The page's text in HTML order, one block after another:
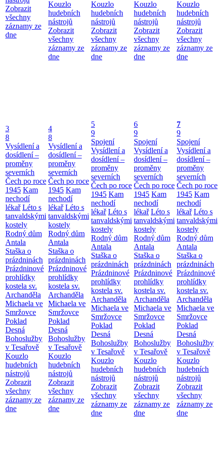
Zobrazit
všechny
záznamy ze
dne
Kouzlo
hudebních
nástrojů
Zobrazit
všechny
záznamy ze
dne
Kouzlo
hudebních
nástrojů
Zobrazit
všechny
záznamy ze
dne
Kouzlo
hudebních
nástrojů
Zobrazit
všechny
záznamy ze
dne
Kouzlo
hudebních
nástrojů
Zobrazit
všechny
záznamy ze
dne
3
8
Vysídlení a
dosídlení –
proměny
severních
Čech po roce
1945 Kam
nechodí
lékař Léto s
tanvaldskými
kostely
Rodný dům
Antala
Staška o
prázdninách
Prázdninové
prohlídky
kostela sv.
Archanděla
Michaela ve
Smržovce
Poklad
Desná
Bohoslužby
v Tesařově
Kouzlo
hudebních
nástrojů
Zobrazit
všechny
záznamy ze
dne
4
8
Vysídlení a
dosídlení –
proměny
severních
Čech po roce
1945 Kam
nechodí
lékař Léto s
tanvaldskými
kostely
Rodný dům
Antala
Staška o
prázdninách
Prázdninové
prohlídky
kostela sv.
Archanděla
Michaela ve
Smržovce
Poklad
Desná
Bohoslužby
v Tesařově
Kouzlo
hudebních
nástrojů
Zobrazit
všechny
záznamy ze
dne
5
9
Spojení
Vysídlení a
dosídlení –
proměny
severních
Čech po roce
1945 Kam
nechodí
lékař Léto s
tanvaldskými
kostely
Rodný dům
Antala
Staška o
prázdninách
Prázdninové
prohlídky
kostela sv.
Archanděla
Michaela ve
Smržovce
Poklad
Desná
Bohoslužby
v Tesařově
Kouzlo
hudebních
nástrojů
Zobrazit
všechny
záznamy ze
dne
6
9
Spojení
Vysídlení a
dosídlení –
proměny
severních
Čech po roce
1945 Kam
nechodí
lékař Léto s
tanvaldskými
kostely
Rodný dům
Antala
Staška o
prázdninách
Prázdninové
prohlídky
kostela sv.
Archanděla
Michaela ve
Smržovce
Poklad
Desná
Bohoslužby
v Tesařově
Kouzlo
hudebních
nástrojů
Zobrazit
všechny
záznamy ze
dne
7
9
Spojení
Vysídlení a
dosídlení –
proměny
severních
Čech po roce
1945 Kam
nechodí
lékař Léto s
tanvaldskými
kostely
Rodný dům
Antala
Staška o
prázdninách
Prázdninové
prohlídky
kostela sv.
Archanděla
Michaela ve
Smržovce
Poklad
Desná
Bohoslužby
v Tesařově
Kouzlo
hudebních
nástrojů
Zobrazit
všechny
záznamy ze
dne